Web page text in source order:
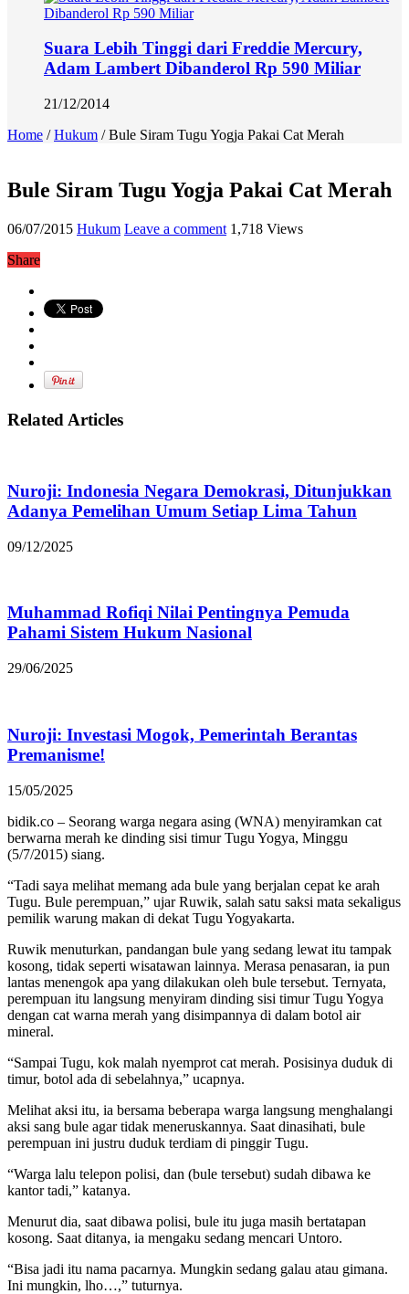
Suara Lebih Tinggi dari Freddie Mercury,
Adam Lambert Dibanderol Rp 590 Miliar
21/12/2014
Home / Hukum / Bule Siram Tugu Yogja Pakai Cat Merah
Bule Siram Tugu Yogja Pakai Cat Merah
06/07/2015 Hukum Leave a comment 1,718 Views
Share
Related Articles
Nuroji: Indonesia Negara Demokrasi, Ditunjukkan
Adanya Pemelihan Umum Setiap Lima Tahun
09/12/2025
Muhammad Rofiqi Nilai Pentingnya Pemuda
Pahami Sistem Hukum Nasional
29/06/2025
Nuroji: Investasi Mogok, Pemerintah Berantas
Premanisme!
15/05/2025
bidik.co – Seorang warga negara asing (WNA) menyiramkan cat
berwarna merah ke dinding sisi timur Tugu Yogya, Minggu
(5/7/2015) siang.
“Tadi saya melihat memang ada bule yang berjalan cepat ke arah
Tugu. Bule perempuan,” ujar Ruwik, salah satu saksi mata sekaligus
pemilik warung makan di dekat Tugu Yogyakarta.
Ruwik menuturkan, pandangan bule yang sedang lewat itu tampak
kosong, tidak seperti wisatawan lainnya. Merasa penasaran, ia pun
lantas menengok apa yang dilakukan oleh bule tersebut. Ternyata,
perempuan itu langsung menyiram dinding sisi timur Tugu Yogya
dengan cat warna merah yang disimpannya di dalam botol air
mineral.
“Sampai Tugu, kok malah nyemprot cat merah. Posisinya duduk di
timur, botol ada di sebelahnya,” ucapnya.
Melihat aksi itu, ia bersama beberapa warga langsung menghalangi
aksi sang bule agar tidak meneruskannya. Saat dinasihati, bule
perempuan ini justru duduk terdiam di pinggir Tugu.
“Warga lalu telepon polisi, dan (bule tersebut) sudah dibawa ke
kantor tadi,” katanya.
Menurut dia, saat dibawa polisi, bule itu juga masih bertatapan
kosong. Saat ditanya, ia mengaku sedang mencari Untoro.
“Bisa jadi itu nama pacarnya. Mungkin sedang galau atau gimana.
Ini mungkin, lho…,” tuturnya.